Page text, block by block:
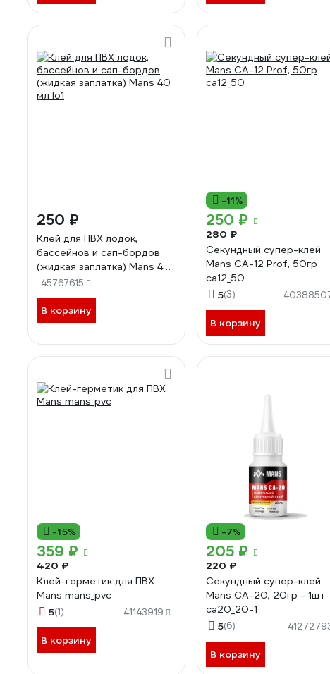
250 ₽
Клей для ПВХ лодок,
бассейнов и сап-бордов
(жидкая заплатка) Mans 40
мл lo1
45767615
В корзину
-11%
250 ₽
280 ₽
Секундный супер-клей
Mans CA-12 Prof, 50гр
ca12_50
5(3)
В корзину
-15%
359 ₽
420 ₽
Клей-герметик для ПВХ
Mans mans_pvc
5(1) 41143919
В корзину
-7%
205 ₽
220 ₽
Секундный супер-клей
Mans CA-20, 20гр - 1шт
ca20_20-1
5(6)
В корзину